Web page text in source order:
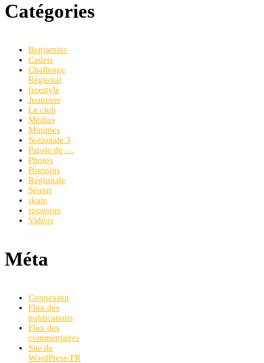
Catégories
Benjamins
Cadets
Challenge
Régional
freestyle
Jeunesse
Le club
Médias
Minimes
Nationale 3
Parole de …
Photos
Poussins
Régionale
Sénior
skate
sponsors
Vidéos
Méta
Connexion
Flux des
publications
Flux des
commentaires
Site de
WordPress-FR